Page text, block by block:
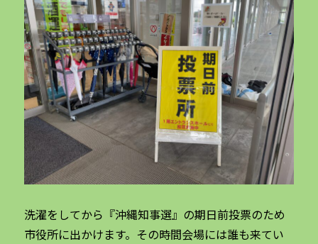
洗濯をしてから『沖縄知事選』の期日前投票のため
市役所に出かけます。その時間会場には誰も来てい